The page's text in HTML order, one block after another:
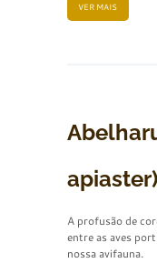
VER MAIS
apiaster)
A profusão de
entre as aves
nossa avifauna.